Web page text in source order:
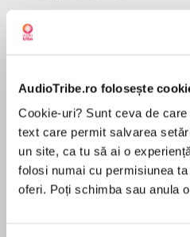
AudioTribe.ro folosește
Cookie-uri? Sunt ceva de
text care permit salvarea
un site, ca tu să ai o
folosi numai cu permisiunea
oferi. Poți schimba sau anula
puterii credinței — un
împliniri.
Tehnicile prezentate de
cei mai mari oratori
și teolog de renume
probleme motivaționale –
MAI MULT
Recenzii
Minunată! O recomand
pot aplica toate